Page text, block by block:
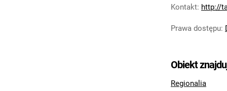
Kontakt: http://
Prawa dostępu:
Obiekt
Regionalia